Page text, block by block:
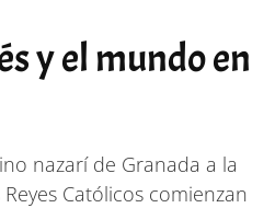
y el mundo en
nazarí de Granada a la
Católicos comienzan